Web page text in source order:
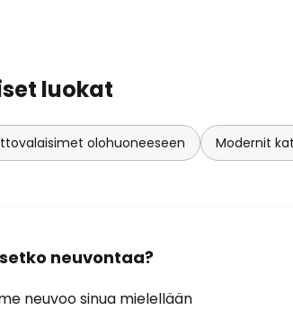
luokat
olohuoneeseen Modernit
neuvontaa?
neuvoo sinua mielellään